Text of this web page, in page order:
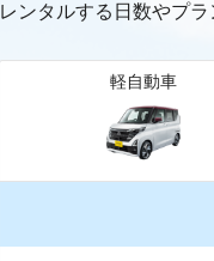
レンタルする日数やプ
軽自動車